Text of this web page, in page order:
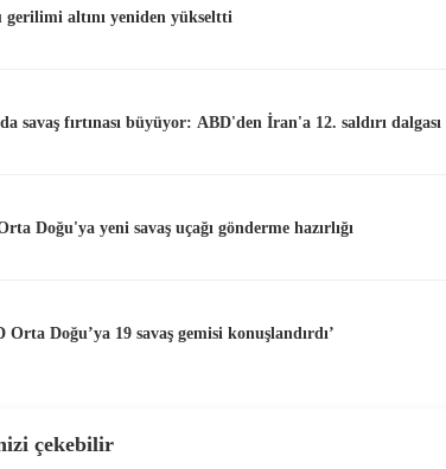
gerilimi altını yeniden yükseltti
savaş fırtınası büyüyor: ABD'den İran'a 12. saldırı dalgası
Doğu'ya yeni savaş uçağı gönderme hazırlığı
Orta Doğu’ya 19 savaş gemisi konuşlandırdı’
çekebilir